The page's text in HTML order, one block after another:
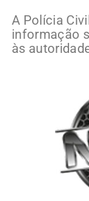
A Polícia
informação
às